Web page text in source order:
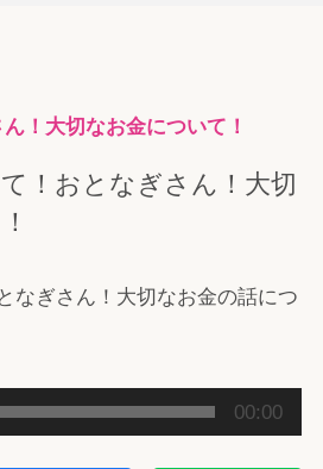
！大切なお金について！
！おとなぎさん！大切
なぎさん！大切なお金の話につ
00:00